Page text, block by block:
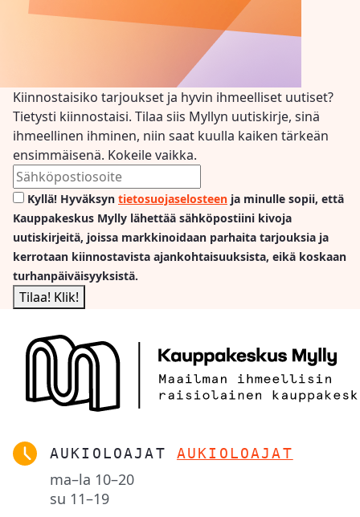
Kiinnostaisiko tarjoukset ja hyvin ihmeelliset uutiset?
Tietysti kiinnostaisi. Tilaa siis Myllyn uutiskirje, sinä
ihmeellinen ihminen, niin saat kuulla kaiken tärkeän
ensimmäisenä. Kokeile vaikka.
Kyllä! Hyväksyn tietosuojaselosteen ja minulle sopii, että
Kauppakeskus Mylly lähettää sähköpostiini kivoja
uutiskirjeitä, joissa markkinoidaan parhaita tarjouksia ja
kerrotaan kiinnostavista ajankohtaisuuksista, eikä koskaan
turhanpäiväisyyksistä.
AUKIOLOAJAT AUKIOLOAJAT
ma–la 10–20
su 11–19